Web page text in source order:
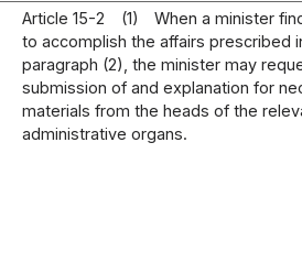
Article 15-2 (1)
When a minister
to accomplish the affairs prescribed
paragraph (2), the minister may
submission of and explanation for
materials from the heads of the
administrative organs.